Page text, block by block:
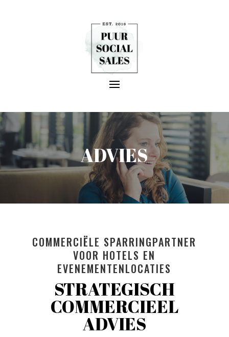
ADVIES
COMMERCIËLE SPARRINGPARTNER
VOOR HOTELS EN
EVENEMENTENLOCATIES
STRATEGISCH
COMMERCIEEL
ADVIES